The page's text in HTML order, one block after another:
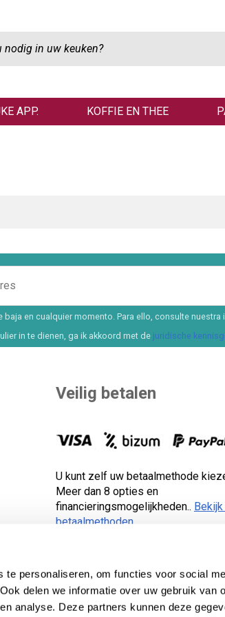
personaliseren, om functies voor social
delen we informatie over uw gebruik van
analyse. Deze partners kunnen deze
APP. KOFFIE EN THEE
baja en cualquier momento. Para ello, consulte
in te dienen, ga ik akkoord met de juridische
Veilig betalen
U kunt zelf uw betaalmethode
Meer dan 8 opties en
financieringsmogelijkheden..
betaalmethoden
© 2012-2026. Spanje. Alle